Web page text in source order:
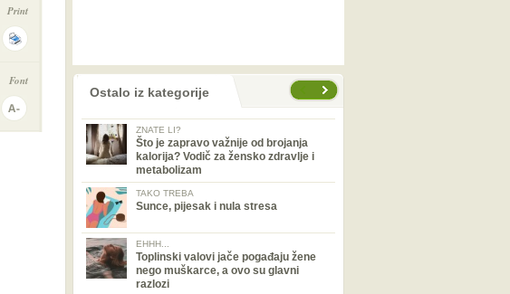
Print
Fontprethodno Ostalo iz kategorije
ZNATE LI?
Što je zapravo važnije od brojanja
kalorija? Vodič za žensko zdravlje i
metabolizam
TAKO TREBA
Sunce, pijesak i nula stresa
EHHH...
Toplinski valovi jače pogađaju žene
nego muškarce, a ovo su glavni
razlozi